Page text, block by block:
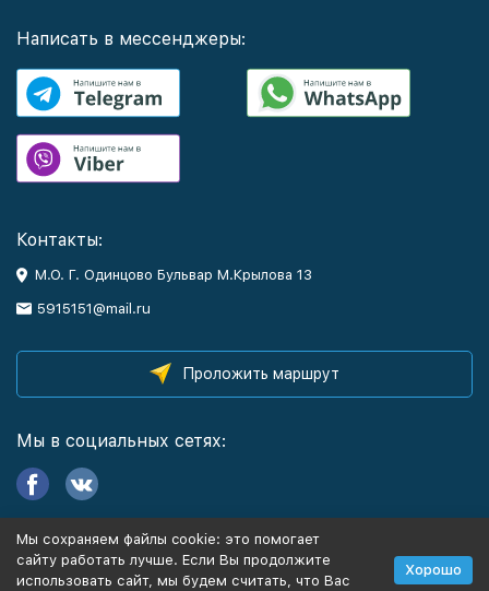
Написать в мессенджеры:
Контакты:
М.О. Г. Одинцово Бульвар М.Крылова 13
5915151@mail.ru
Проложить маршрут
Мы в социальных сетях:
Информация
Мы сохраняем файлы cookie: это помогает
сайту работать лучше. Если Вы продолжите
использовать сайт, мы будем считать, что Вас
Хорошо